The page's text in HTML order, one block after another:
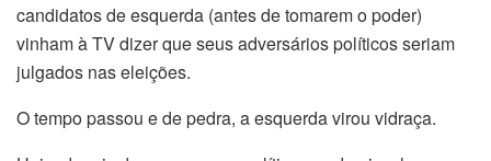
candidatos de esquerda (antes de tomarem o poder)
vinham à TV dizer que seus adversários políticos seriam
julgados nas eleições.
O tempo passou e de pedra, a esquerda virou vidraça.